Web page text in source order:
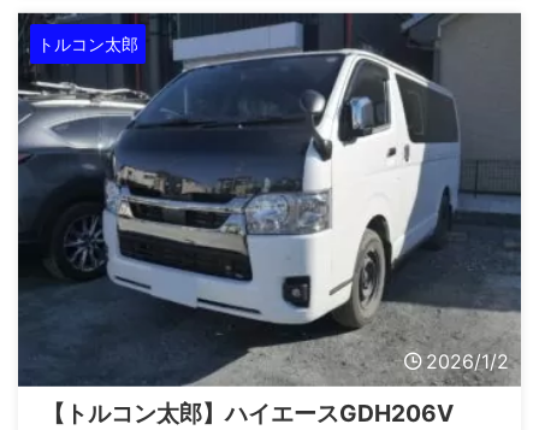
ン太郎施工のため、埼玉県内よりご入庫いただきました。 数あ
るトルコン太郎設置店の中から、オートサプライ鈴木をご指名
...
トルコン太郎
2026/1/2
【トルコン太郎】ハイエースGDH206V